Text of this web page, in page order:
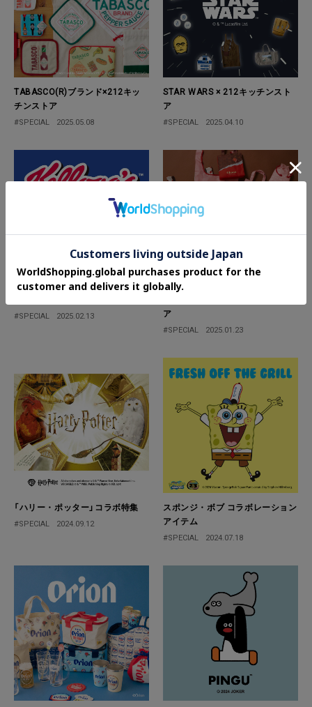
TABASCO(R)ブランド×212キッ
チンストア
#SPECIAL 2025.05.08
STAR WARS × 212キッチンスト
ア
#SPECIAL 2025.04.10
#SPECIAL 2025.02.13
ア
#SPECIAL 2025.01.23
「ハリー・ポッター」コラボ特集
#SPECIAL 2024.09.12
スポンジ・ボブ コラボレーション
アイテム
#SPECIAL 2024.07.18